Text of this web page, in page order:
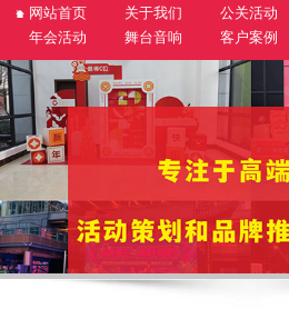
网站首页 关于我们 公关活动
年会活动
舞台音响 客户案例